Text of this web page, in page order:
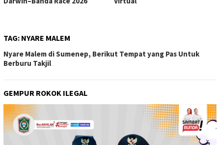
TAG: NYARE MALEM
Nyare Malem di Sumenep, Berikut Tempat yang Pas Untuk
Berburu Takjil
GEMPUR ROKOK ILEGAL